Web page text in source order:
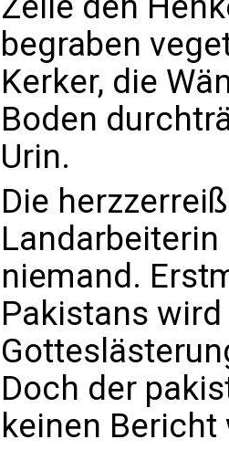
begraben
Kerker, die
Boden
Urin.
Die
niemand.
Pakistans
Doch der
keinen Bericht